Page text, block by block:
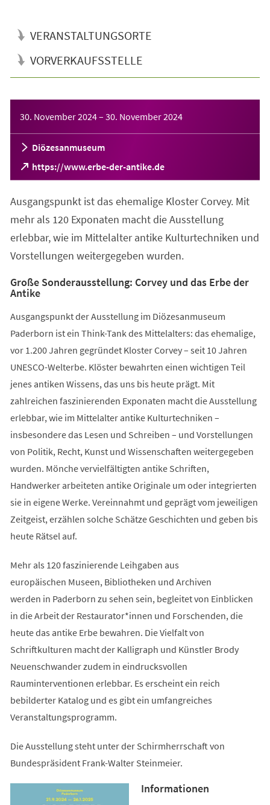
VERANSTALTUNGSORTE
VORVERKAUFSSTELLE
30. November 2024– 30. November 2024
Diözesanmuseum
https://www.erbe-der-antike.de
(Öffnet
in
neuen
Tab)
Ausgangspunkt ist das ehemalige Kloster Corvey. Mit
mehr als 120 Exponaten macht die Ausstellung
erlebbar, wie im Mittelalter antike Kulturtechniken und
Vorstellungen weitergegeben wurden.
Große Sonderausstellung: Corvey und das Erbe der
Antike
Ausgangspunkt der Ausstellung im Diözesanmuseum
Paderborn ist ein Think-Tank des Mittelalters: das ehemalige,
vor 1.200 Jahren gegründet Kloster Corvey – seit 10 Jahren
UNESCO-Welterbe. Klöster bewahrten einen wichtigen Teil
jenes antiken Wissens, das uns bis heute prägt. Mit
zahlreichen faszinierenden Exponaten macht die Ausstellung
erlebbar, wie im Mittelalter antike Kulturtechniken –
insbesondere das Lesen und Schreiben – und Vorstellungen
von Politik, Recht, Kunst und Wissenschaften weitergegeben
wurden. Mönche vervielfältigten antike Schriften,
Handwerker arbeiteten antike Originale um oder integrierten
sie in eigene Werke. Vereinnahmt und geprägt vom jeweiligen
Zeitgeist, erzählen solche Schätze Geschichten und geben bis
heute Rätsel auf.
Mehr als 120 faszinierende Leihgaben aus
europäischen Museen, Bibliotheken und Archiven
werden in Paderborn zu sehen sein, begleitet von Einblicken
in die Arbeit der Restaurator*innen und Forschenden, die
heute das antike Erbe bewahren. Die Vielfalt von
Schriftkulturen macht der Kalligraph und Künstler Brody
Neuenschwander zudem in eindrucksvollen
Rauminterventionen erlebbar. Es erscheint ein reich
bebilderter Katalog und es gibt ein umfangreiches
Veranstaltungsprogramm.
Die Ausstellung steht unter der Schirmherrschaft von
Bundespräsident Frank-Walter Steinmeier.
Informationen